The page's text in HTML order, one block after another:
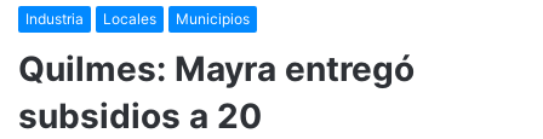
Industria Locales Municipios
Quilmes: Mayra entregó
subsidios a 20